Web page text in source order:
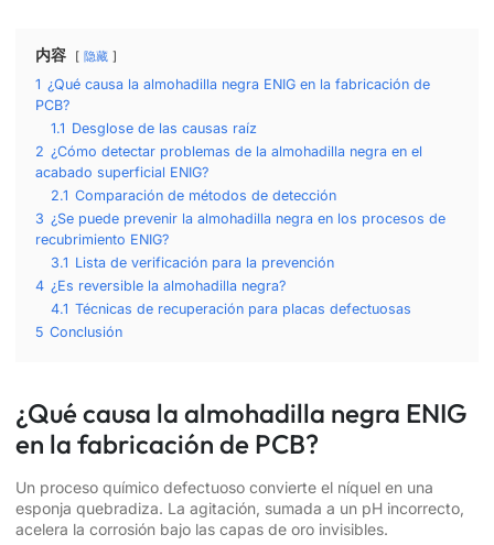
内容 隐藏
1 ¿Qué causa la almohadilla negra ENIG en la fabricación de
PCB?
1.1 Desglose de las causas raíz
2 ¿Cómo detectar problemas de la almohadilla negra en el
acabado superficial ENIG?
2.1 Comparación de métodos de detección
3 ¿Se puede prevenir la almohadilla negra en los procesos de
recubrimiento ENIG?
3.1 Lista de verificación para la prevención
4 ¿Es reversible la almohadilla negra?
4.1 Técnicas de recuperación para placas defectuosas
5 Conclusión
¿Qué causa la almohadilla negra ENIG
en la fabricación de PCB?
Un proceso químico defectuoso convierte el níquel en una
esponja quebradiza. La agitación, sumada a un pH incorrecto,
acelera la corrosión bajo las capas de oro invisibles.